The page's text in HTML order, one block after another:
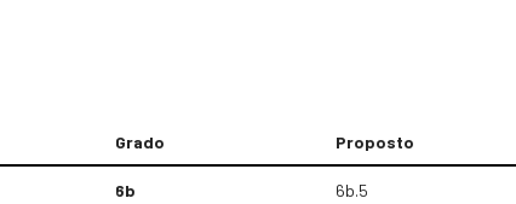
Grado Proposto
6b 6b.5